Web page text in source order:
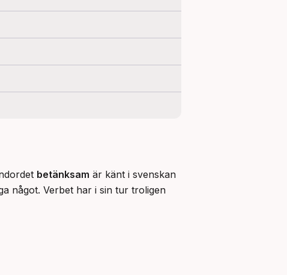
betänksam är känt i svenskan
något. Verbet har i sin tur troligen